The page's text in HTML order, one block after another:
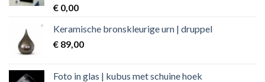
Rated
4.50
of 5
€ 0,00
Keramische bronskleurige urn | druppel
€ 89,00
Foto in glas | kubus met schuine hoek